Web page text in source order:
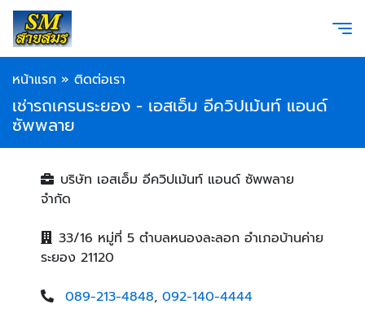
หน้าแรก » ติดต่อเรา
เช่ารถเครนระยอง - เอสเอ็ม อีควิปเม้นท์ แอนด์
ซัพพลาย
บริษัท เอสเอ็ม อีควิปเม้นท์ แอนด์ ซัพพลาย
จำกัด
33/16 หมู่ที่ 5 ตำบลหนองละลอก อำเภอบ้านค่าย
ระยอง 21120
089-213-4848, 092-140-4444